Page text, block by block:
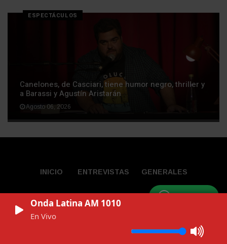
Onda Latina AM 1010
En Vivo
WhatsApp
ESPECTÁCULOS
Canelones, de Casciari, tiene humor negro, thriller y
a Barassi y Agustín Aristarán
Agosto 06, 2026
INICIO ENTREVISTAS GENERALES